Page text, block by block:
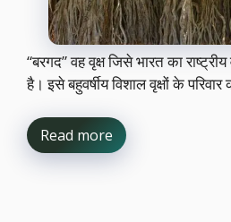
“बरगद” वह वृक्ष जिसे भारत का
है। इसे बहुवर्षीय विशाल वृक्षों के
Read more